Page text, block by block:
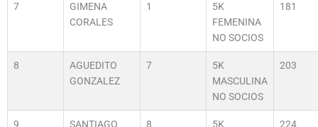
7
GIMENA
CORALES
1
5K
FEMENINA
NO SOCIOS
181
8
AGUEDITO
GONZALEZ
7
5K
MASCULINA
NO SOCIOS
203
9
SANTIAGO
8
5K
224